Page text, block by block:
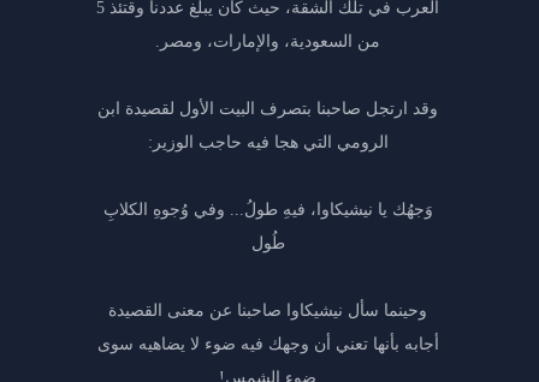
العرب في تلك الشقة، حيث كان يبلغ عددنا وقتئذ 5
من السعودية، والإمارات، ومصر.
وقد ارتجل صاحبنا بتصرف البيت الأول لقصيدة ابن
الرومي التي هجا فيه حاجب الوزير:
وَجهُك يا نيشيكاوا، فيهِ طولُ... وفي وُجوهِ الكلابِ
طُول
وحينما سأل نيشيكاوا صاحبنا عن معنى القصيدة
أجابه بأنها تعني أن وجهك فيه ضوء لا يضاهيه سوى
ضوء الشمس!